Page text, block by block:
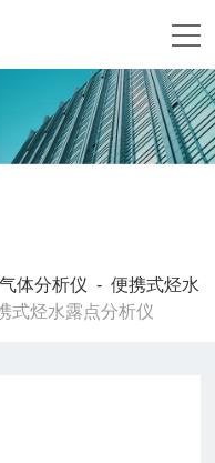
气体分析仪 -便携式烃水
式烃水露点分析仪